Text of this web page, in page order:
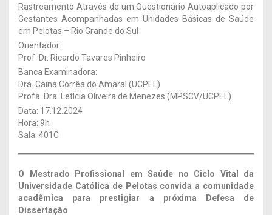
Rastreamento Através de um Questionário Autoaplicado por
Gestantes Acompanhadas em Unidades Básicas de Saúde
em Pelotas – Rio Grande do Sul
Orientador:
Prof. Dr. Ricardo Tavares Pinheiro
Banca Examinadora:
Dra. Cainá Corrêa do Amaral (UCPEL)
Profa. Dra. Letícia Oliveira de Menezes (MPSCV/UCPEL)
Data: 17.12.2024
Hora: 9h
Sala: 401C
O Mestrado Profissional em Saúde no Ciclo Vital da
Universidade Católica de Pelotas convida a comunidade
acadêmica para prestigiar a próxima Defesa de
Dissertação